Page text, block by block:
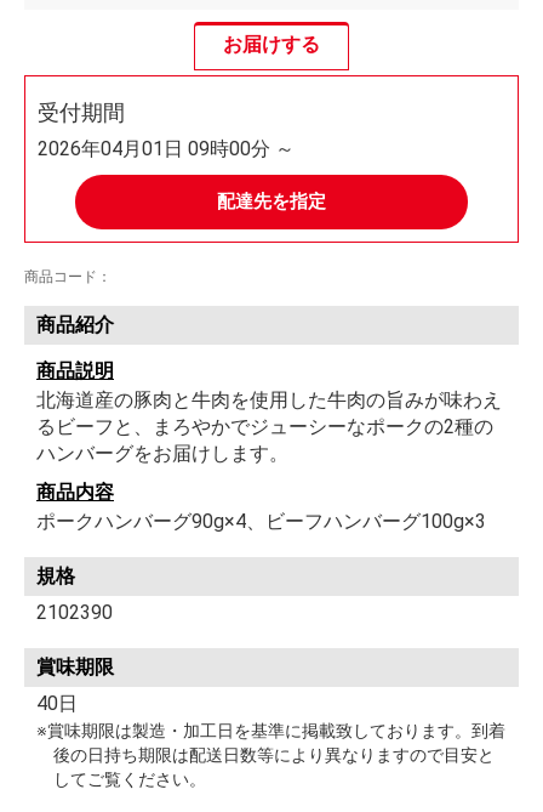
お届けする
配達先を指定
受付期間
2026年04月01日 09時00分 ～
商品コード：
商品紹介
商品説明
北海道産の豚肉と牛肉を使用した牛肉の旨みが味わえ
るビーフと、まろやかでジューシーなポークの2種の
ハンバーグをお届けします。
商品内容
ポークハンバーグ90g×4、ビーフハンバーグ100g×3
規格
2102390
賞味期限
40日
※賞味期限は製造・加工日を基準に掲載致しております。到着
後の日持ち期限は配送日数等により異なりますので目安と
してご覧ください。